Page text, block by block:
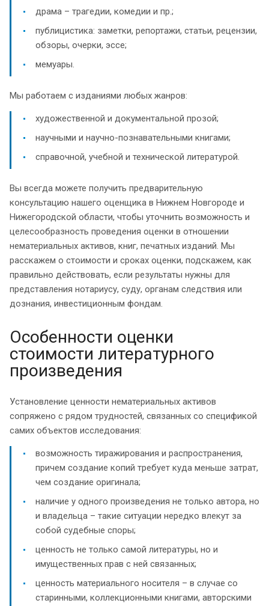
драма – трагедии, комедии и пр.;
публицистика: заметки, репортажи, статьи, рецензии,
обзоры, очерки, эссе;
мемуары.
Мы работаем с изданиями любых жанров:
художественной и документальной прозой;
научными и научно-познавательными книгами;
справочной, учебной и технической литературой.
Вы всегда можете получить предварительную
консультацию нашего оценщика в Нижнем Новгороде и
Нижегородской области, чтобы уточнить возможность и
целесообразность проведения оценки в отношении
нематериальных активов, книг, печатных изданий. Мы
расскажем о стоимости и сроках оценки, подскажем, как
правильно действовать, если результаты нужны для
представления нотариусу, суду, органам следствия или
дознания, инвестиционным фондам.
Особенности оценки
стоимости литературного
произведения
Установление ценности нематериальных активов
сопряжено с рядом трудностей, связанных со спецификой
самих объектов исследования:
возможность тиражирования и распространения,
причем создание копий требует куда меньше затрат,
чем создание оригинала;
наличие у одного произведения не только автора, но
и владельца – такие ситуации нередко влекут за
собой судебные споры;
ценность не только самой литературы, но и
имущественных прав с ней связанных;
ценность материального носителя – в случае со
старинными, коллекционными книгами, авторскими